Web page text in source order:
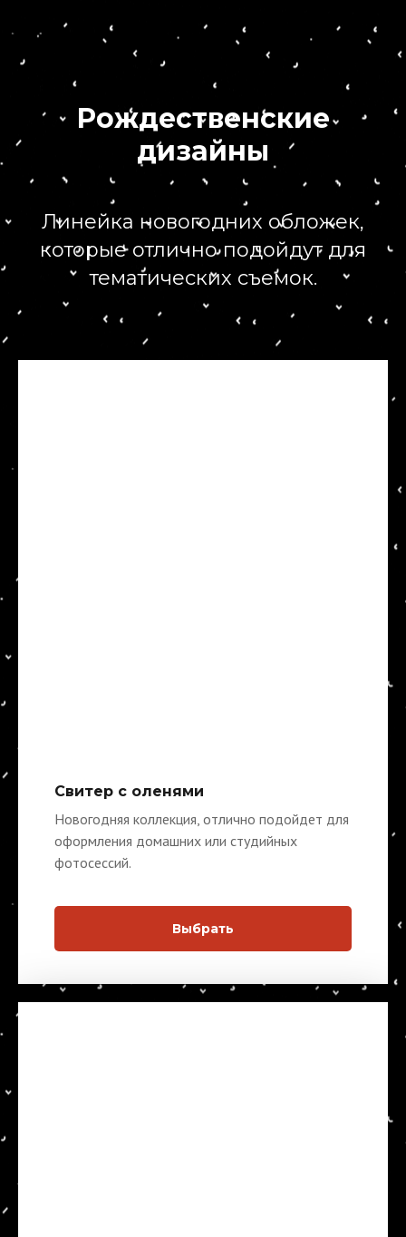
Рождественские
дизайны
Линейка новогодних обложек,
которые отлично подойдут для
тематических съемок.
Свитер с оленями
Новогодняя коллекция, отлично подойдет для
оформления домашних или студийных
фотосессий.
Выбрать